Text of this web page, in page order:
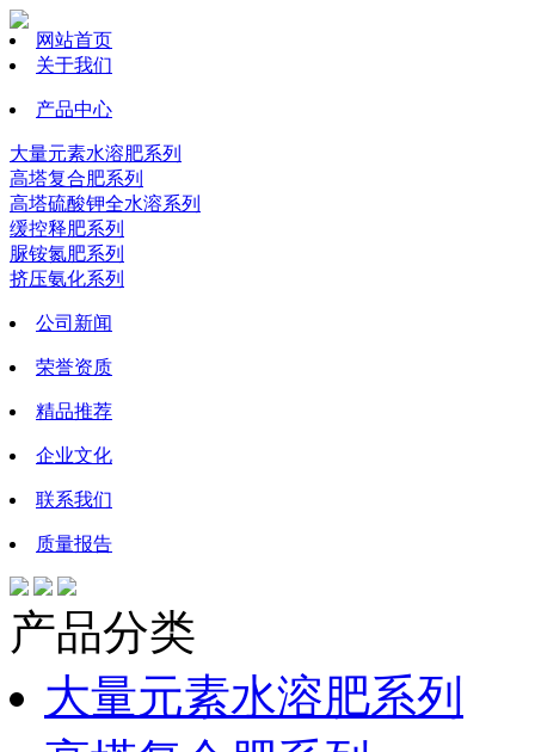
网站首页
关于我们
产品中心
大量元素水溶肥系列
高塔复合肥系列
高塔硫酸钾全水溶系列
缓控释肥系列
脲铵氮肥系列
挤压氨化系列
公司新闻
荣誉资质
精品推荐
企业文化
联系我们
质量报告
产品分类
大量元素水溶肥系列